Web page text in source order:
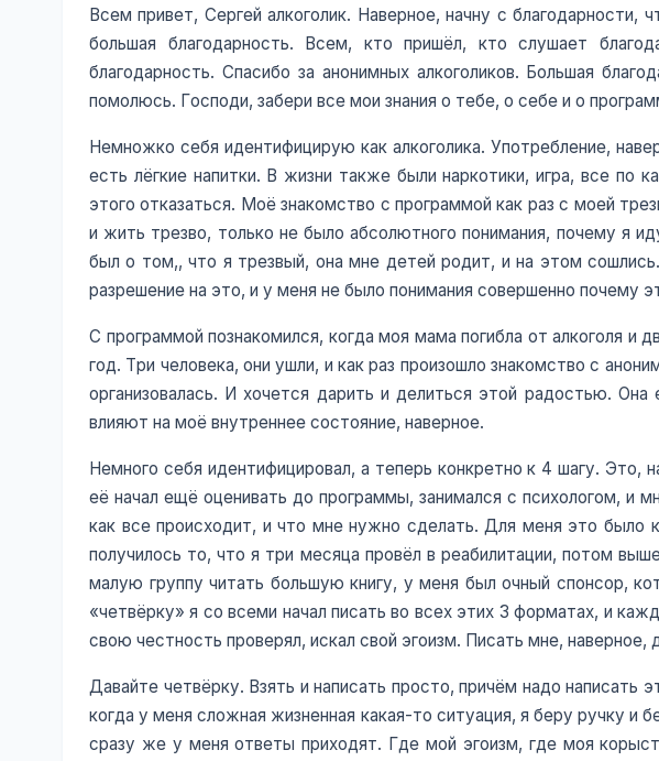
Всем привет, Сергей алкоголик. Наверное, начну с
большая благодарность. Всем, кто пришёл, кто слушает
благодарность. Спасибо за анонимных алкоголиков. Большая
помолюсь. Господи, забери все мои знания о тебе, о себе и о
Немножко себя идентифицирую как алкоголика. Употребление,
есть лёгкие напитки. В жизни также были наркотики, игра, все по
этого отказаться. Моё знакомство с программой как раз с моей
и жить трезво, только не было абсолютного понимания, почему я
был о том,, что я трезвый, она мне детей родит, и на этом
разрешение на это, и у меня не было понимания совершенно почему
С программой познакомился, когда моя мама погибла от алкоголя
год. Три человека, они ушли, и как раз произошло знакомство с
организовалась. И хочется дарить и делиться этой радостью.
влияют на моё внутреннее состояние, наверное.
Немного себя идентифицировал, а теперь конкретно к 4 шагу.
её начал ещё оценивать до программы, занимался с психологом, и
как все происходит, и что мне нужно сделать. Для меня это было
получилось то, что я три месяца провёл в реабилитации, потом
малую группу читать большую книгу, у меня был очный спонсор,
«четвёрку» я со всеми начал писать во всех этих 3 форматах, и
свою честность проверял, искал свой эгоизм. Писать мне,
Давайте четвёрку. Взять и написать просто, причём надо
когда у меня сложная жизненная какая-то ситуация, я беру ручку
сразу же у меня ответы приходят. Где мой эгоизм, где моя